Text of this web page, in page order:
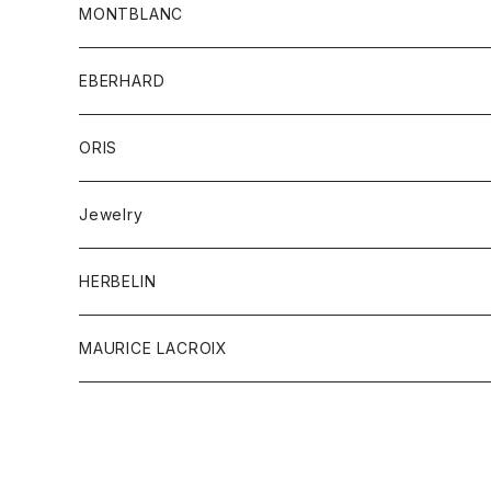
MONTBLANC
Men's watch
Ladies watch
筆記具
レザー
EBERHARD
ORIS
Aquis Date
Divers Sixty-Five
Divers
Jewelry
ピアス
リング
HERBELIN
MEN'S
MAURICE LACROIX